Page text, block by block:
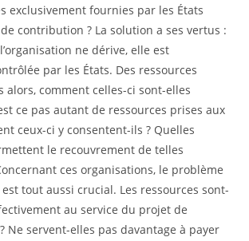
exclusivement fournies par les États
contribution ? La solution a ses vertus :
ne dérive, elle est
par les États. Des ressources
alors, comment celles-ci sont-elles
ce pas autant de ressources prises aux
ceux-ci y consentent-ils ? Quelles
le recouvrement de telles
ces organisations, le problème
tout aussi crucial. Les ressources sont-
au service du projet de
Ne servent-elles pas davantage à payer